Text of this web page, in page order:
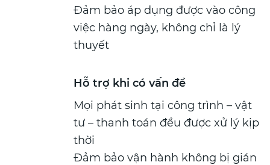
Đảm bảo áp dụng được vào công
việc hàng ngày, không chỉ là lý
thuyết
Hỗ trợ khi có vấn đề
Mọi phát sinh tại công trình – vật
tư – thanh toán đều được xử lý kịp
thời
Đảm bảo vận hành không bị gián